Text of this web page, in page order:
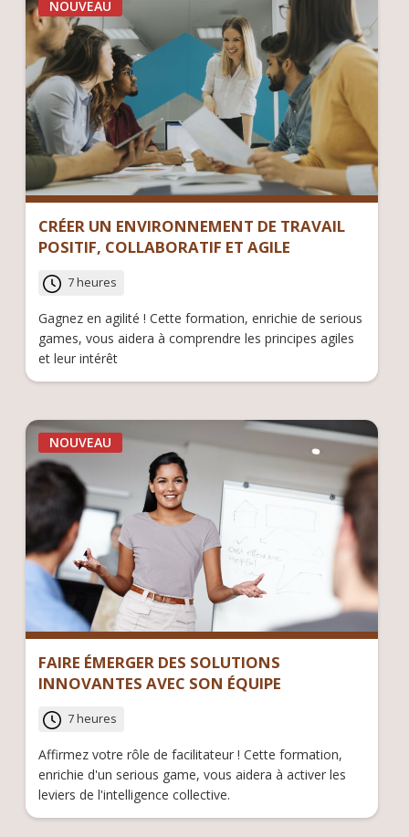
NOUVEAU
CRÉER UN ENVIRONNEMENT DE TRAVAIL
POSITIF, COLLABORATIF ET AGILE
7 heures
Gagnez en agilité ! Cette formation, enrichie de serious
games, vous aidera à comprendre les principes agiles
et leur intérêt
NOUVEAU
FAIRE ÉMERGER DES SOLUTIONS
INNOVANTES AVEC SON ÉQUIPE
7 heures
Affirmez votre rôle de facilitateur ! Cette formation,
enrichie d'un serious game, vous aidera à activer les
leviers de l'intelligence collective.